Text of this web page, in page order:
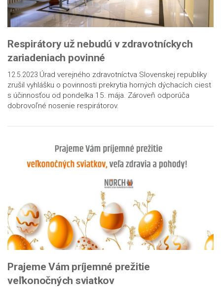
Respirátory už nebudú v zdravotníckych
zariadeniach povinné
12.5.2023 Úrad verejného zdravotníctva Slovenskej republiky
zrušil vyhlášku o povinnosti prekrytia horných dýchacích ciest
s účinnosťou od pondelka 15. mája. Zároveň odporúča
dobrovoľné nosenie respirátorov.
Prajeme Vám príjemné prežitie
veľkonočných sviatkov